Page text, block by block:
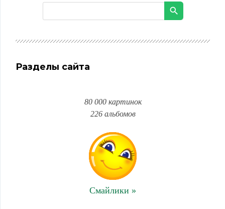
Разделы сайта
80 000 картинок
226 альбомов
Смайлики »